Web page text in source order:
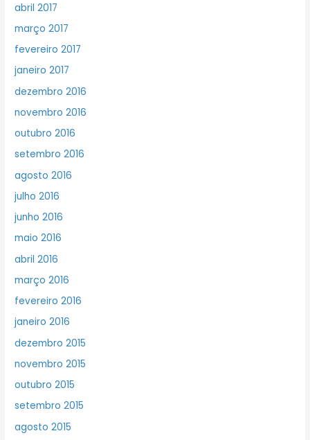
abril 2017
março 2017
fevereiro 2017
janeiro 2017
dezembro 2016
novembro 2016
outubro 2016
setembro 2016
agosto 2016
julho 2016
junho 2016
maio 2016
abril 2016
março 2016
fevereiro 2016
janeiro 2016
dezembro 2015
novembro 2015
outubro 2015
setembro 2015
agosto 2015